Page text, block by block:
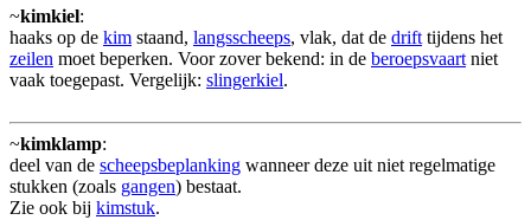
~kimkiel:
haaks op de kim staand, langsscheeps, vlak, dat de drifttijdens het
zeilen moet beperken. Voor zover bekend: in de beroepsvaartniet
vaak toegepast. Vergelijk: slingerkiel.
~kimklamp:
deel van de scheepsbeplanking wanneer deze uit niet regelmatige
stukken (zoals gangen) bestaat.
Zie ook bij kimstuk.